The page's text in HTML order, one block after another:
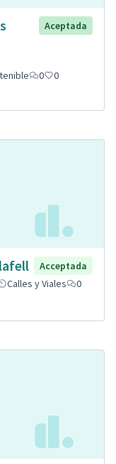
Aceptada
0
0
Acceptada
Calles y Viales
0